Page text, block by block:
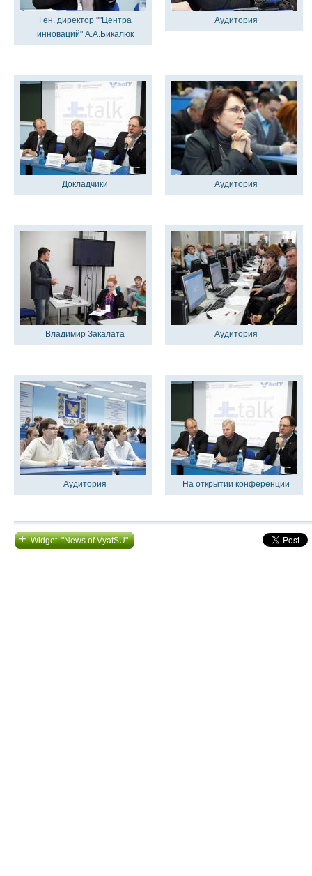
Ген. директор ""Центра
инноваций" А.А.Бикалюк
Аудитория
Докладчики Аудитория
Владимир Закалата Аудитория
Аудитория На открытии конференции
+Widget "News of VyatSU"